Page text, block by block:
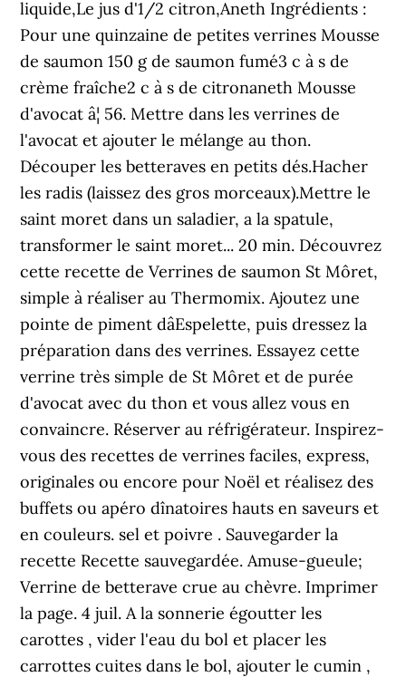
liquide,Le jus d'1/2 citron,Aneth Ingrédients :
Pour une quinzaine de petites verrines Mousse
de saumon 150 g de saumon fumé3 c à s de
crème fraîche2 c à s de citronaneth Mousse
d'avocat â¦ 56. Mettre dans les verrines de
l'avocat et ajouter le mélange au thon.
Découper les betteraves en petits dés.Hacher
les radis (laissez des gros morceaux).Mettre le
saint moret dans un saladier, a la spatule,
transformer le saint moret... 20 min. Découvrez
cette recette de Verrines de saumon St Môret,
simple à réaliser au Thermomix. Ajoutez une
pointe de piment dâEspelette, puis dressez la
préparation dans des verrines. Essayez cette
verrine très simple de St Môret et de purée
d'avocat avec du thon et vous allez vous en
convaincre. Réserver au réfrigérateur. Inspirez-
vous des recettes de verrines faciles, express,
originales ou encore pour Noël et réalisez des
buffets ou apéro dînatoires hauts en saveurs et
en couleurs. sel et poivre . Sauvegarder la
recette Recette sauvegardée. Amuse-gueule;
Verrine de betterave crue au chèvre. Imprimer
la page. 4 juil. A la sonnerie égoutter les
carottes , vider l'eau du bol et placer les
carrottes cuites dans le bol, ajouter le cumin ,